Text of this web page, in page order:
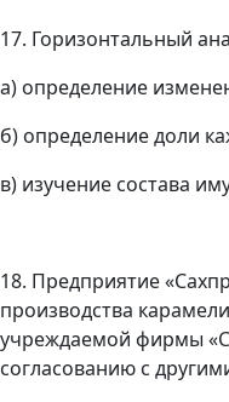
17. Горизонтальный
а) определение
б) определение доли
в) изучение состава
18. Предприятие
производства
учреждаемой фирмы
согласованию с